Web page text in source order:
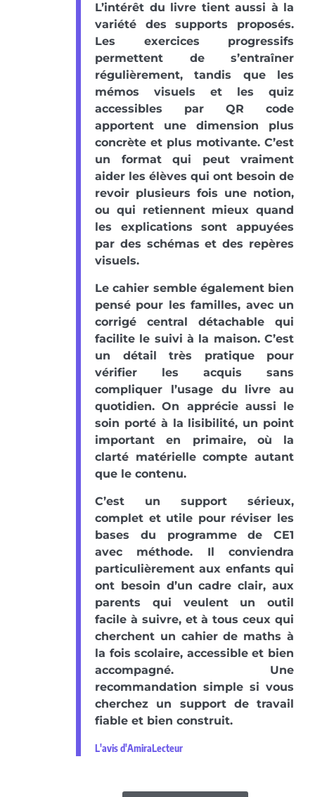
L’intérêt du livre tient aussi à la
variété des supports proposés.
Les exercices progressifs
permettent de s’entraîner
régulièrement, tandis que les
mémos visuels et les quiz
accessibles par QR code
apportent une dimension plus
concrète et plus motivante. C’est
un format qui peut vraiment
aider les élèves qui ont besoin de
revoir plusieurs fois une notion,
ou qui retiennent mieux quand
les explications sont appuyées
par des schémas et des repères
visuels.
Le cahier semble également bien
pensé pour les familles, avec un
corrigé central détachable qui
facilite le suivi à la maison. C’est
un détail très pratique pour
vérifier les acquis sans
compliquer l’usage du livre au
quotidien. On apprécie aussi le
soin porté à la lisibilité, un point
important en primaire, où la
clarté matérielle compte autant
que le contenu.
C’est un support sérieux,
complet et utile pour réviser les
bases du programme de CE1
avec méthode. Il conviendra
particulièrement aux enfants qui
ont besoin d’un cadre clair, aux
parents qui veulent un outil
facile à suivre, et à tous ceux qui
cherchent un cahier de maths à
la fois scolaire, accessible et bien
accompagné. Une
recommandation simple si vous
cherchez un support de travail
fiable et bien construit.
L'avis d'AmiraLecteur